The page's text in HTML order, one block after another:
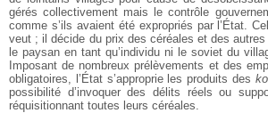
gérés collectivement mais le contrôle
comme s’ils avaient été expropriés par l’État.
veut ; il décide du prix des céréales et des autres
le paysan en tant qu’individu ni le soviet du
Imposant de nombreux prélèvements et des
obligatoires, l’État s’approprie les produits des
possibilité d’invoquer des délits réels ou
réquisitionnant toutes leurs céréales.